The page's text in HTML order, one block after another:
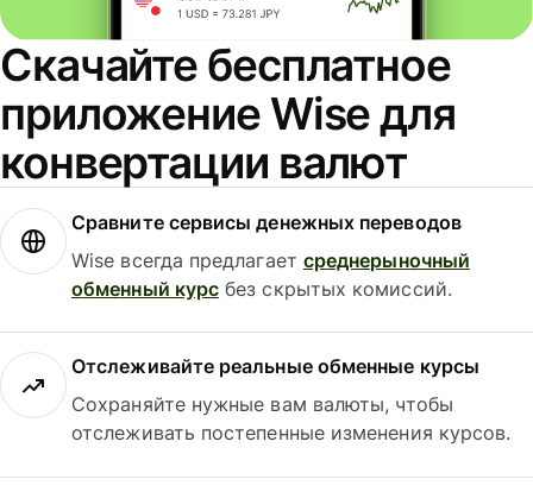
Скачайте бесплатное
приложение Wise для
конвертации валют
Сравните сервисы денежных переводов
Wise всегда предлагает среднерыночный
обменный курс без скрытых комиссий.
Отслеживайте реальные обменные курсы
Сохраняйте нужные вам валюты, чтобы
отслеживать постепенные изменения курсов.